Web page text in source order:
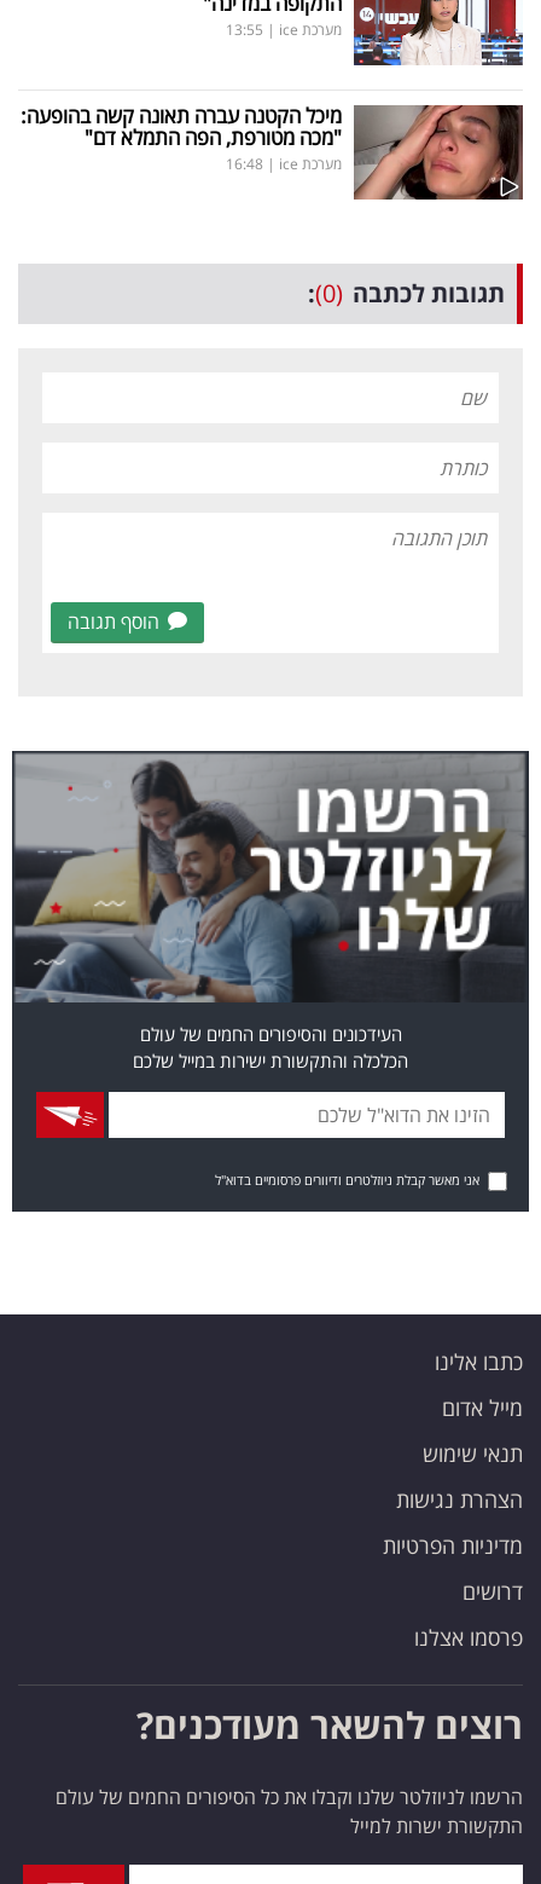
מערכת ice |
13:55
מיכל הקטנה עברה תאונה קשה בהופעה:
"מכה מטורפת, הפה התמלא דם"
מערכת ice |
16:48
תגובות לכתבה (0)
:
הוסף תגובה
העידכונים והסיפורים החמים של עולם
הכלכלה והתקשורת ישירות במייל שלכם
אני מאשר קבלת ניוזלטרים ודיוורים פרסומיים בדוא"ל
כתבו אלינו
מייל אדום
תנאי שימוש
הצהרת נגישות
מדיניות הפרטיות
דרושים
פרסמו אצלנו
רוצים להשאר מעודכנים?
הרשמו לניוזלטר שלנו וקבלו את כל הסיפורים החמים של עולם
התקשורת ישרות למייל